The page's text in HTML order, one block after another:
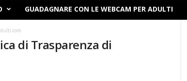
GUADAGNARE CON LE WEBCAM PER ADULTI
di Trasparenza di